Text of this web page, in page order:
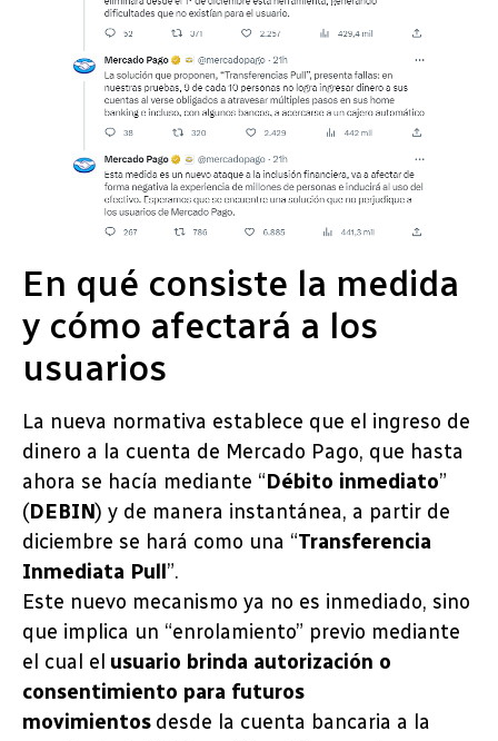
En qué consiste la medida
y cómo afectará a los
usuarios
La nueva normativa establece que el ingreso de
dinero a la cuenta de Mercado Pago, que hasta
ahora se hacía mediante “Débito inmediato”
(DEBIN) y de manera instantánea, a partir de
diciembre se hará como una “Transferencia
Inmediata Pull”.
Este nuevo mecanismo ya no es inmediado, sino
que implica un “enrolamiento” previo mediante
el cual el usuario brinda autorización o
consentimiento para futuros
movimientos desde la cuenta bancaria a la